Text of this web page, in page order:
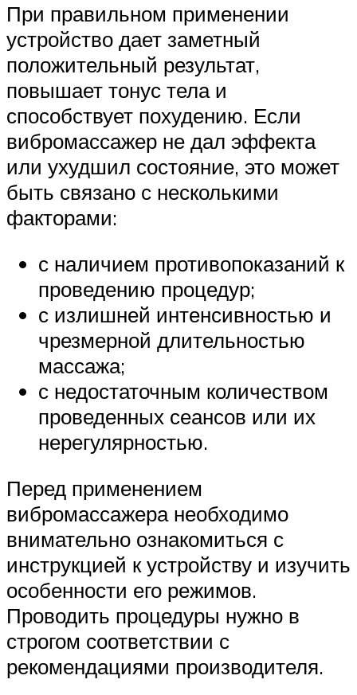
При правильном применении
устройство дает заметный
положительный результат,
повышает тонус тела и
способствует похудению. Если
вибромассажер не дал эффекта
или ухудшил состояние, это может
быть связано с несколькими
факторами:
с наличием противопоказаний к
проведению процедур;
с излишней интенсивностью и
чрезмерной длительностью
массажа;
с недостаточным количеством
проведенных сеансов или их
нерегулярностью.
Перед применением
вибромассажера необходимо
внимательно ознакомиться с
инструкцией к устройству и изучить
особенности его режимов.
Проводить процедуры нужно в
строгом соответствии с
рекомендациями производителя.